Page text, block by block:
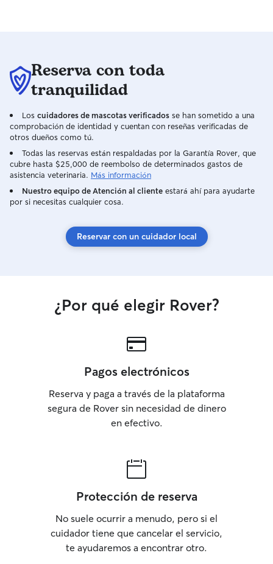
Reserva con toda
tranquilidad
Los cuidadores de mascotas verificados se han sometido a una
comprobación de identidad y cuentan con reseñas verificadas de
otros dueños como tú.
Todas las reservas están respaldadas por la Garantía Rover, que
cubre hasta $25,000 de reembolso de determinados gastos de
asistencia veterinaria. Más información
Nuestro equipo de Atención al cliente estará ahí para ayudarte
por si necesitas cualquier cosa.
Reservar con un cuidador local
¿Por qué elegir Rover?
Pagos electrónicos
Reserva y paga a través de la plataforma
segura de Rover sin necesidad de dinero
en efectivo.
Protección de reserva
No suele ocurrir a menudo, pero si el
cuidador tiene que cancelar el servicio,
te ayudaremos a encontrar otro.